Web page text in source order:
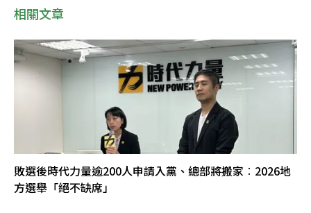
相關文章
敗選後時代力量逾200人申請入黨、總部將搬家︰2026地
方選舉「絕不缺席」